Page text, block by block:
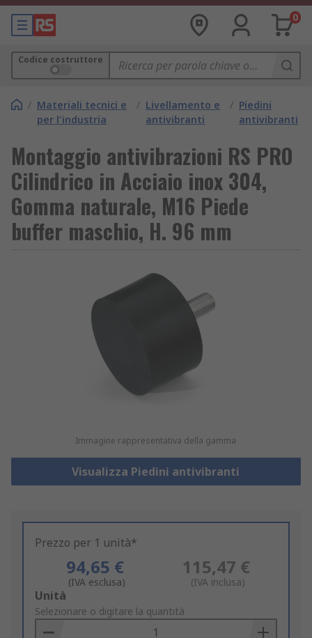
0
Codice costruttore
/ Materiali tecnici e
per l'industria
/ Livellamento e
antivibranti
/ Piedini
antivibranti
Montaggio antivibrazioni RS PRO
Cilindrico in Acciaio inox 304,
Gomma naturale, M16 Piede
buffer maschio, H. 96 mm
Immagine rappresentativa della gamma
Visualizza Piedini antivibranti
Prezzo per 1 unità*
94,65 €
(IVA esclusa)
115,47 €
(IVA inclusa)
Add
to
Basket
Unità
Selezionare o digitare la quantità